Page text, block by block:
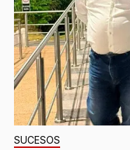
SUCESOS